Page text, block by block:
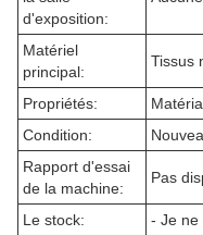
d'exposition:
Matériel
principal:
Tissus
Propriétés:
Condition:
Rapport d'essai
de la machine:
Pas
Le stock:
- Je ne